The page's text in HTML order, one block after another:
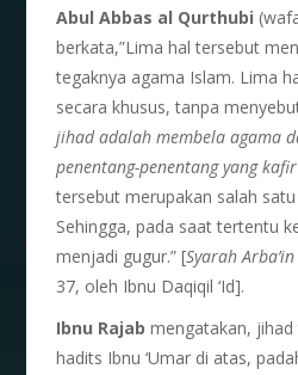
Abul Abbas al Qurthubi
berkata,”Lima hal tersebut
tegaknya agama Islam. Lima
secara khusus, tanpa
jihad adalah membela agama
penentang-penentang yang kafir
tersebut merupakan salah
Sehingga, pada saat tertentu
menjadi gugur.” [Syarah
37, oleh Ibnu Daqiqil ‘Id].
Ibnu Rajab mengatakan,
hadits Ibnu ‘Umar di atas,